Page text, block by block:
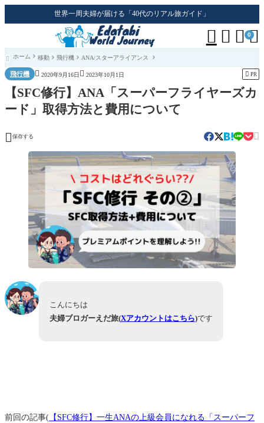
世界一周夫婦が届ける「40代のリアル旅ガイド」
   0
 ホーム 移動 飛行機 ANA/スターアライアンス
飛行機  2020年9月16日  2023年10月1日  PR
【SFC修行】ANA「スーパーフライヤーズカ
ード」取得方法と費用について
 保存する 
こんにちは
夫婦ブロガーえだ旅(Xアカウントはこちら)です
前回の記事( 【SFC修行】一生ANAの上級会員になれる「スーパーフ